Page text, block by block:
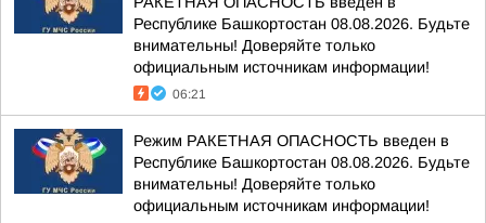
Республике Башкортостан 08.08.2026. Будьте
внимательны! Доверяйте только
официальным источникам информации!
06:21
Режим РАКЕТНАЯ ОПАСНОСТЬ введен в
Республике Башкортостан 08.08.2026. Будьте
внимательны! Доверяйте только
официальным источникам информации!